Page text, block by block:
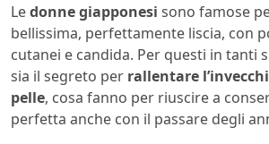
Ledonne giapponesi sono famose
bellissima, perfettamente liscia, con
cutanei e candida. Per questi in tanti
sia il segreto per rallentare
pelle, cosa fanno per riuscire a
perfetta anche con il passare degli